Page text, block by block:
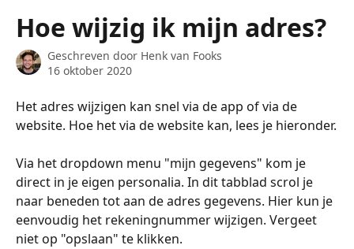
Hoe wijzig ik mijn adres?
Geschreven door Henk van Fooks
16 oktober 2020
Het adres wijzigen kan snel via de app of via de
website. Hoe het via de website kan, lees je hieronder.
Via het dropdown menu "mijn gegevens" kom je
direct in je eigen personalia. In dit tabblad scrol je
naar beneden tot aan de adres gegevens. Hier kun je
eenvoudig het rekeningnummer wijzigen. Vergeet
niet op "opslaan" te klikken.